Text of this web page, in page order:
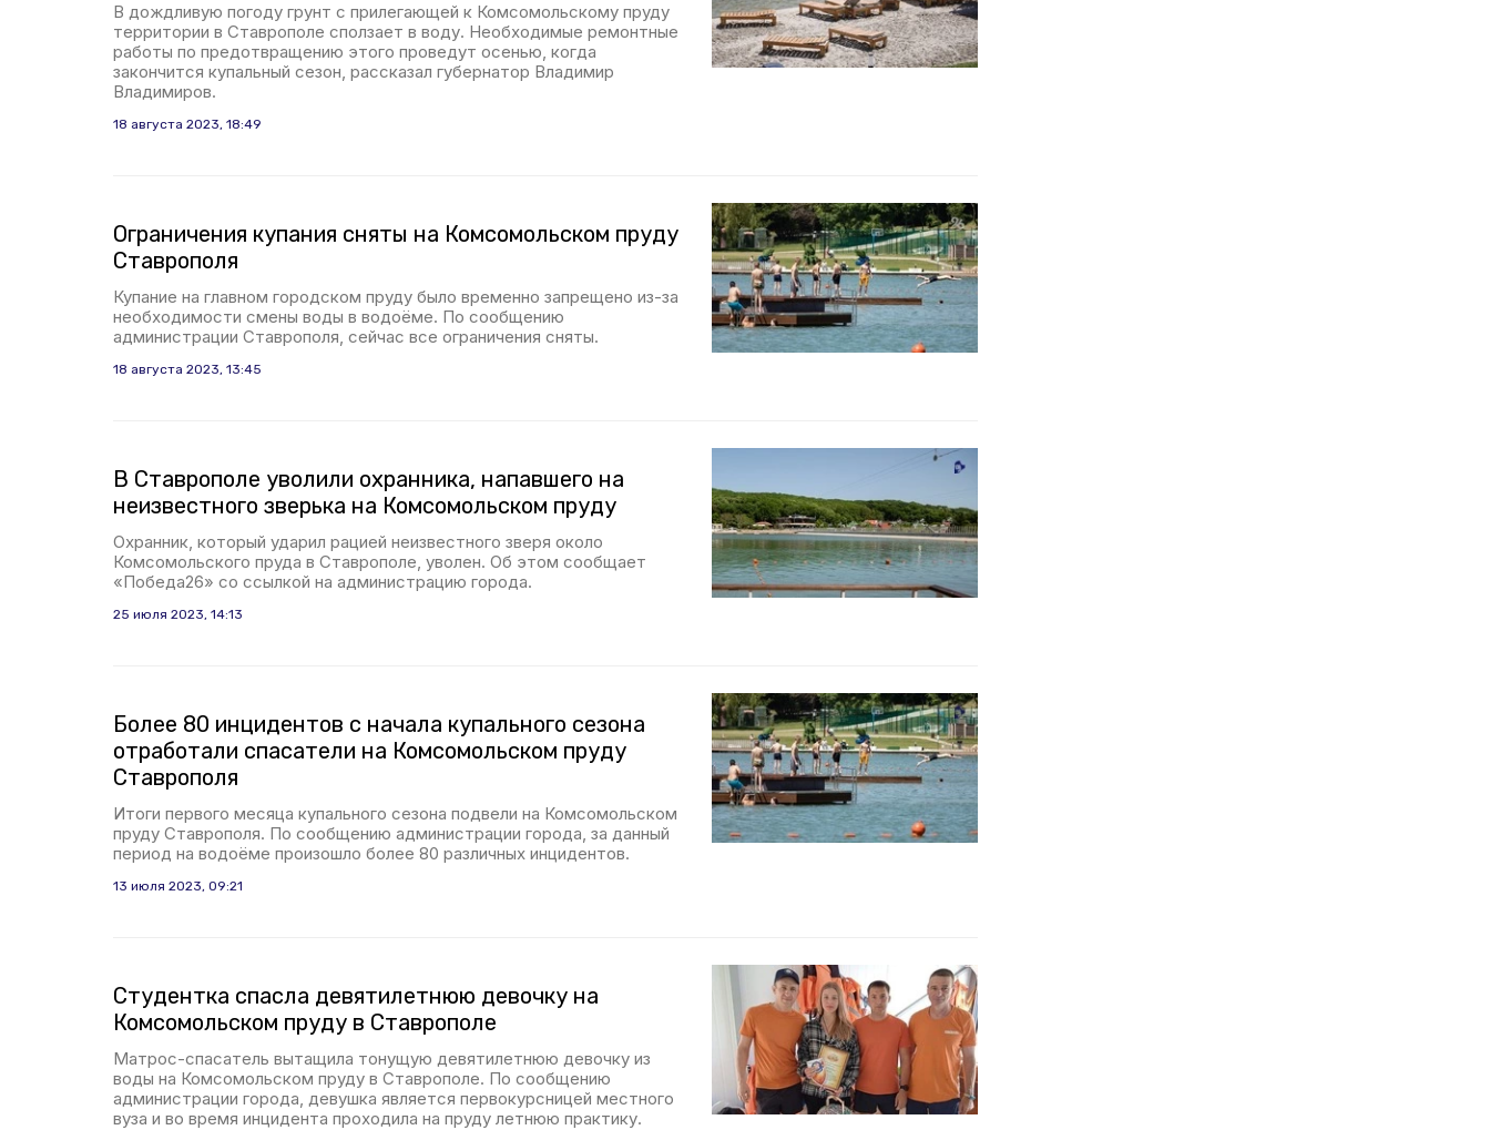
В дождливую погоду грунт с прилегающей к Комсомольскому пруду
территории в Ставрополе сползает в воду. Необходимые ремонтные
работы по предотвращению этого проведут осенью, когда
закончится купальный сезон, рассказал губернатор Владимир
Владимиров.
18 августа 2023, 18:49
Ограничения купания сняты на Комсомольском пруду
Ставрополя
Купание на главном городском пруду было временно запрещено из-за
необходимости смены воды в водоёме. По сообщению
администрации Ставрополя, сейчас все ограничения сняты.
18 августа 2023, 13:45
В Ставрополе уволили охранника, напавшего на
неизвестного зверька на Комсомольском пруду
Охранник, который ударил рацией неизвестного зверя около
Комсомольского пруда в Ставрополе, уволен. Об этом сообщает
«Победа26» со ссылкой на администрацию города.
25 июля 2023, 14:13
Более 80 инцидентов с начала купального сезона
отработали спасатели на Комсомольском пруду
Ставрополя
Итоги первого месяца купального сезона подвели на Комсомольском
пруду Ставрополя. По сообщению администрации города, за данный
период на водоёме произошло более 80 различных инцидентов.
13 июля 2023, 09:21
Студентка спасла девятилетнюю девочку на
Комсомольском пруду в Ставрополе
Матрос-спасатель вытащила тонущую девятилетнюю девочку из
воды на Комсомольском пруду в Ставрополе. По сообщению
администрации города, девушка является первокурсницей местного
вуза и во время инцидента проходила на пруду летнюю практику.